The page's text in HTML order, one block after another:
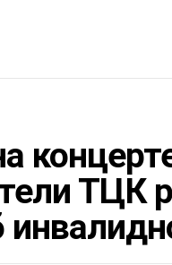
ТЦК